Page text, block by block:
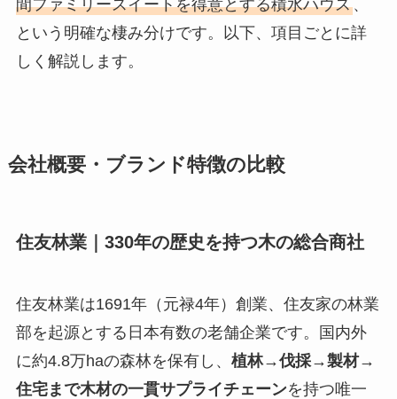
間ファミリースイートを得意とする積水ハウス、
という明確な棲み分けです。以下、項目ごとに詳
しく解説します。
会社概要・ブランド特徴の比較
住友林業｜330年の歴史を持つ木の総合商社
住友林業は1691年（元禄4年）創業、住友家の林業
部を起源とする日本有数の老舗企業です。国内外
に約4.8万haの森林を保有し、 植林→伐採→製材→
住宅まで木材の一貫サプライチェーンを持つ唯一